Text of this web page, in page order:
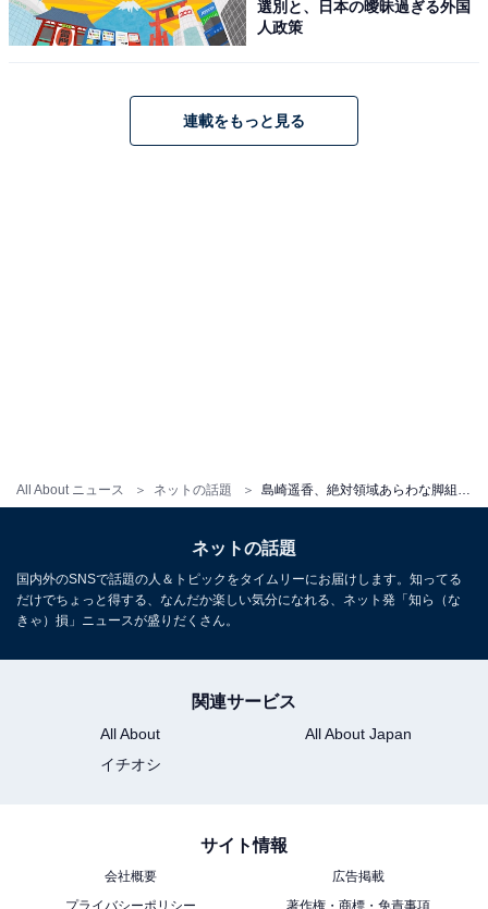
All About ニュース ネットの話題 島崎遥香、絶対領域あらわな脚組みショットを披露！ “同年3月生まれ”永尾まりやと「合同お誕生日会」
選別と、日本の曖昧過ぎる外国
人政策
連載をもっと見る
ネットの話題
国内外のSNSで話題の人＆トピックをタイムリーにお届けします。知ってる
だけでちょっと得する、なんだか楽しい気分になれる、ネット発「知ら（な
きゃ）損」ニュースが盛りだくさん。
関連サービス
All About
All About Japan
イチオシ
サイト情報
会社概要
広告掲載
プライバシーポリシー
著作権・商標・免責事項